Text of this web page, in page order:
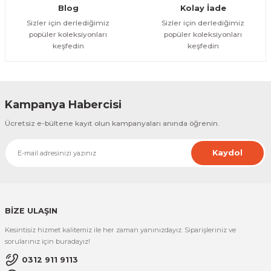
Blog
Sizler için derlediğimiz
popüler koleksiyonları
keşfedin
Kolay İade
Sizler için derlediğimiz
popüler koleksiyonları
keşfedin
Kampanya Habercisi
Ücretsiz e-bültene kayıt olun kampanyaları anında öğrenin.
Kaydol
BİZE ULAŞIN
Kesintisiz hizmet kalitemiz ile her zaman yanınızdayız. Siparişleriniz ve
sorularınız için buradayız!
0312 911 9113